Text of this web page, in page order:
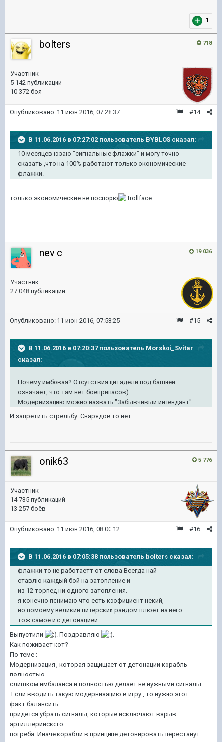
1
718
bolters
Участник
5 142 публикации
10 372 боя
#14
Опубликовано: 11 июн 2016, 07:28:37
В 11.06.2016 в 07:27:02 пользователь BYBLOS сказал:
10 месяцев юзаю "сигнальные флажки" и могу точно
сказать ,что на 100% работают только экономические
флажки.
только экономические не поспорю
19 036
nevic
Участник
27 048 публикаций
#15
Опубликовано: 11 июн 2016, 07:53:25
В 11.06.2016 в 07:20:37 пользователь Morskoi_Svitar
сказал:
Почему имбовая? Отсутствия цитадели под башней
означает, что там нет боеприпасов)
Модернизацию можно назвать "Забывчивый интендант"
И запретить стрельбу. Снарядов то нет.
5 776
onik63
Участник
14 735 публикаций
13 257 боёв
#16
Опубликовано: 11 июн 2016, 08:00:12
В 11.06.2016 в 07:05:38 пользователь bolters сказал:
флажки то не работаетт от слова Всегда най
ставлю каждый бой на затопление и
из 12 торпед ни одного затопления.
я конечно понимаю что есть коэфициент некий,
но помоему великий питерский рандом плюет на него....
тож самое и с детонацией..
Выпустили
. Поздравляю
Как поживает кот?
По теме :
Модернизация , которая защищает от детонации корабль
полностью ...
слишком имбаланса и полностью делает не нужными сигналы.
Если вводить такую модернизацию в игру , то нужно этот
факт балансить ...
придётся убрать сигналы, которые исключают взрыв
артиллерийского
погреба. Иначе корабли в принципе детонировать перестанут.